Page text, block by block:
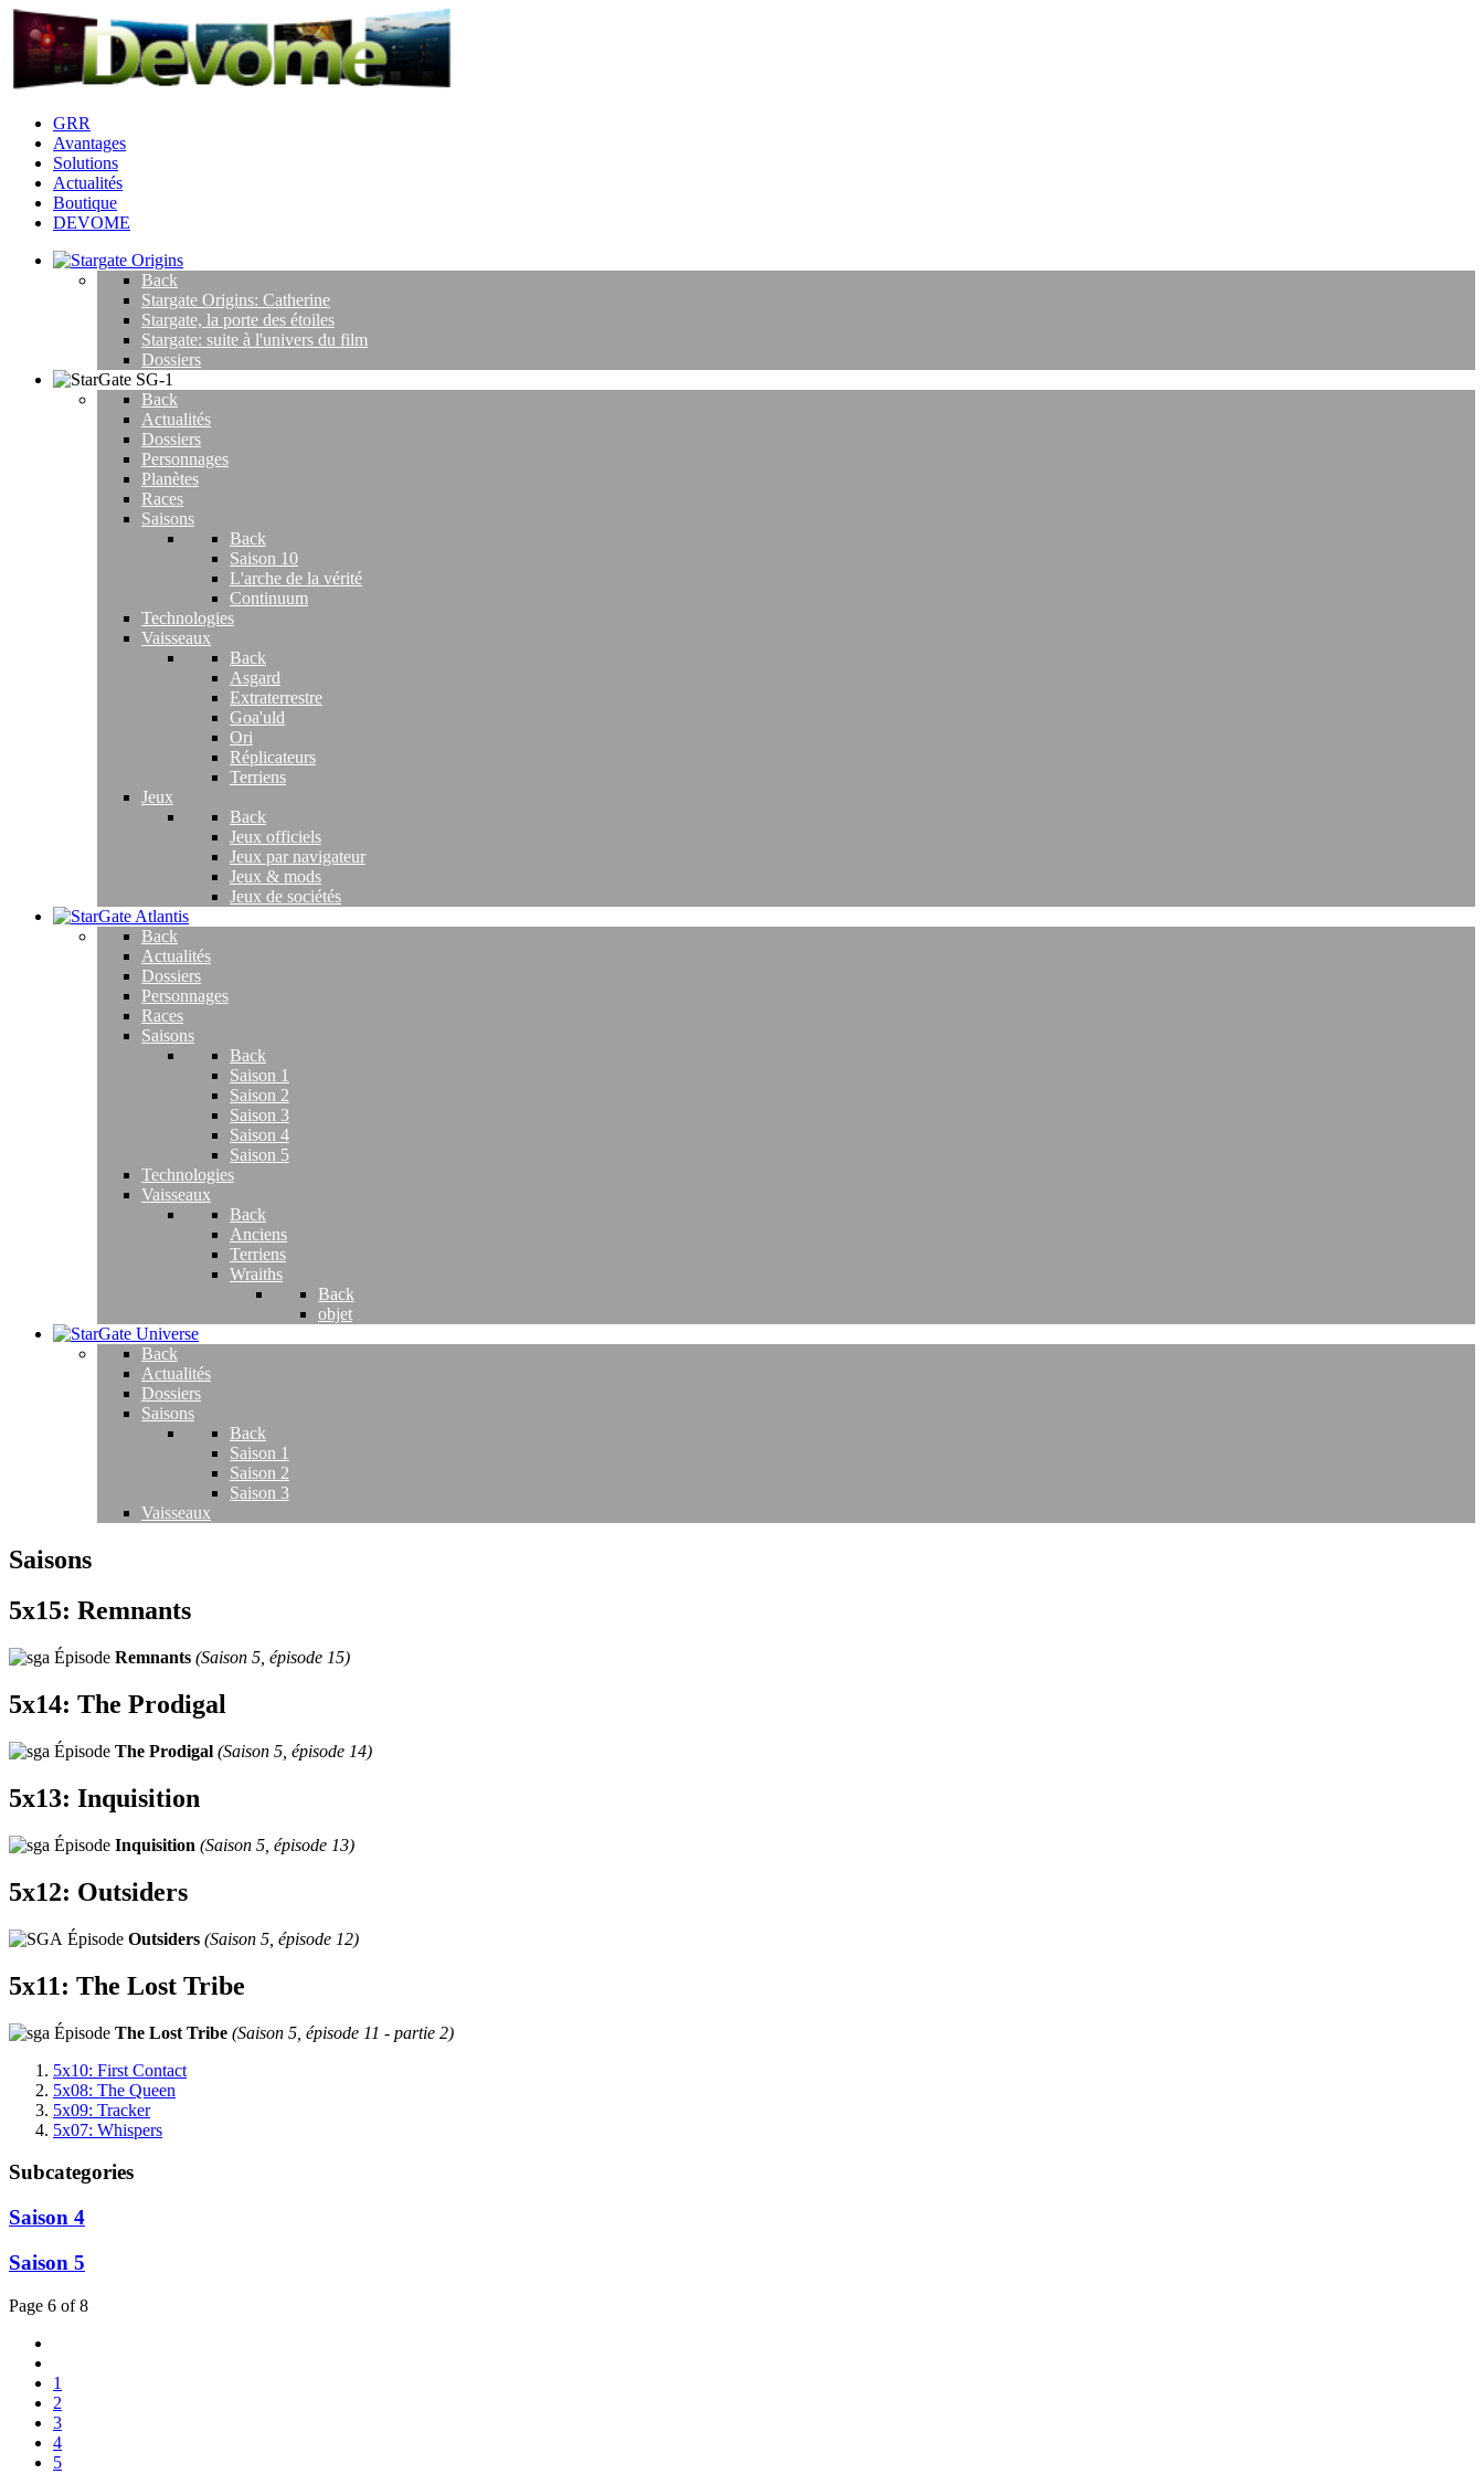
GRR
Avantages
Solutions
Actualités
Boutique
DEVOME
Back
Stargate Origins: Catherine
Stargate, la porte des étoiles
Stargate: suite à l'univers du film
Dossiers
Back
Actualités
Dossiers
Personnages
Planètes
Races
Saisons
Back
Saison 10
L'arche de la vérité
Continuum
Technologies
Vaisseaux
Back
Asgard
Extraterrestre
Goa'uld
Ori
Réplicateurs
Terriens
Jeux
Back
Jeux officiels
Jeux par navigateur
Jeux & mods
Jeux de sociétés
Back
Actualités
Dossiers
Personnages
Races
Saisons
Back
Saison 1
Saison 2
Saison 3
Saison 4
Saison 5
Technologies
Vaisseaux
Back
Anciens
Terriens
Wraiths
Back
objet
Back
Actualités
Dossiers
Saisons
Back
Saison 1
Saison 2
Saison 3
Vaisseaux
Saisons
5x15: Remnants
Épisode Remnants (Saison 5, épisode 15)
5x14: The Prodigal
Épisode The Prodigal (Saison 5, épisode 14)
5x13: Inquisition
Épisode Inquisition (Saison 5, épisode 13)
5x12: Outsiders
Épisode Outsiders (Saison 5, épisode 12)
5x11: The Lost Tribe
Épisode The Lost Tribe (Saison 5, épisode 11 - partie 2)
5x10: First Contact
5x08: The Queen
5x09: Tracker
5x07: Whispers
Subcategories
Saison 4
Saison 5
Page 6 of 8
1
2
3
4
5